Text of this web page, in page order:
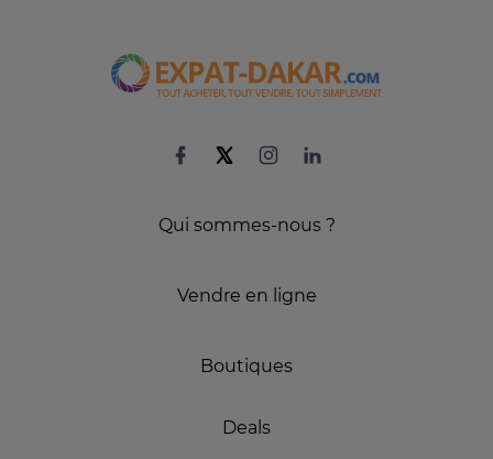
Qui sommes-nous ?
Vendre en ligne
Boutiques
Deals